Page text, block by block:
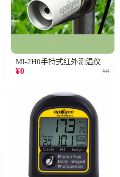
MI-2H0手持式红外测温仪
¥0 ¥0